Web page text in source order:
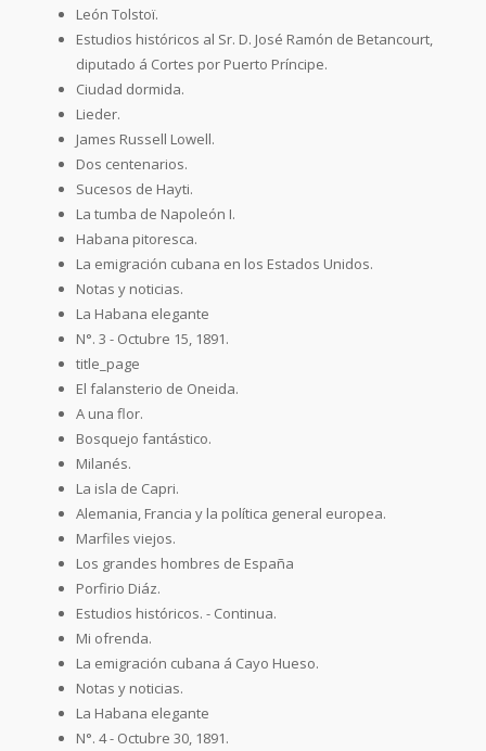
León Tolstoï.
Estudios históricos al Sr. D. José Ramón de Betancourt,
diputado á Cortes por Puerto Príncipe.
Ciudad dormida.
Lieder.
James Russell Lowell.
Dos centenarios.
Sucesos de Hayti.
La tumba de Napoleón I.
Habana pitoresca.
La emigración cubana en los Estados Unidos.
Notas y noticias.
La Habana elegante
N°. 3 - Octubre 15, 1891.
title_page
El falansterio de Oneida.
A una flor.
Bosquejo fantástico.
Milanés.
La isla de Capri.
Alemania, Francia y la política general europea.
Marfiles viejos.
Los grandes hombres de España
Porfirio Diáz.
Estudios históricos. - Continua.
Mi ofrenda.
La emigración cubana á Cayo Hueso.
Notas y noticias.
La Habana elegante
N°. 4 - Octubre 30, 1891.